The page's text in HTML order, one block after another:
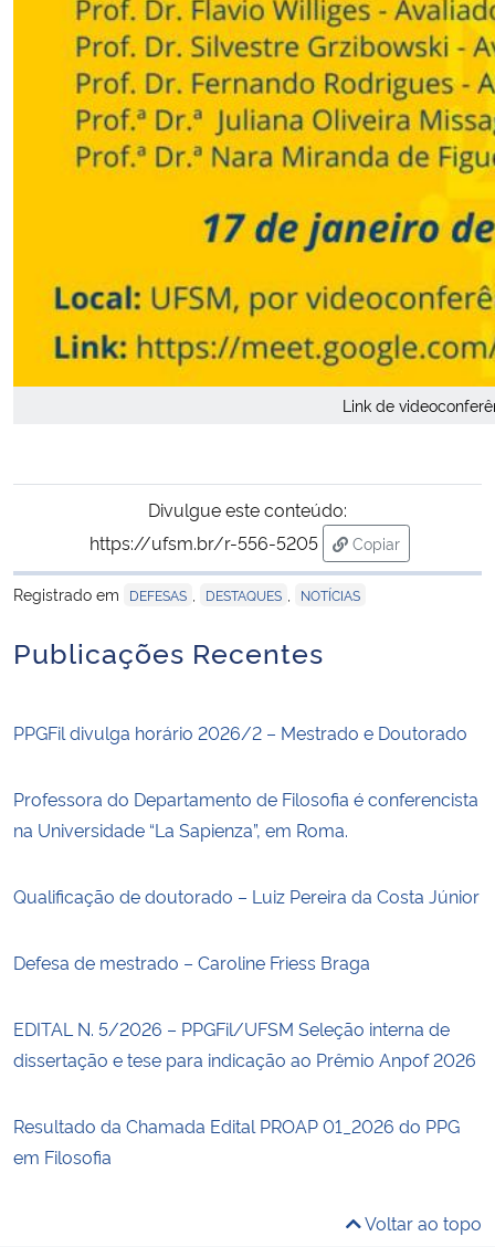
Link de
Divulgue este conteúdo:
https://ufsm.br/r-556-5205
Copiar
para área de
Registrado em
DEFESAS DESTAQUES NOTÍCIAS
Publicações Recentes
PPGFil divulga horário 2026/2 – Mestrado e Doutorado
Professora do Departamento de Filosofia é conferencista
na Universidade “La Sapienza”, em Roma.
Qualificação de doutorado – Luiz Pereira da Costa Júnior
Defesa de mestrado – Caroline Friess Braga
EDITAL N. 5/2026 – PPGFil/UFSM Seleção interna de
dissertação e tese para indicação ao Prêmio Anpof 2026
Resultado da Chamada Edital PROAP 01_2026 do PPG
em Filosofia
Voltar ao topo